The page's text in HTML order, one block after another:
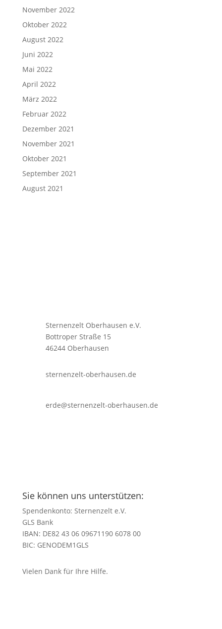
November 2022
Oktober 2022
August 2022
Juni 2022
Mai 2022
April 2022
März 2022
Februar 2022
Dezember 2021
November 2021
Oktober 2021
September 2021
August 2021
Sternenzelt Oberhausen e.V.
Bottroper Straße 15
46244 Oberhausen
sternenzelt-oberhausen.de
erde@sternenzelt-oberhausen.de
Sie können uns unterstützen:
Spendenkonto: Sternenzelt e.V.
GLS Bank
IBAN: DE82 43 06 09671190 6078 00
BIC: GENODEM1GLS
Vielen Dank für Ihre Hilfe.